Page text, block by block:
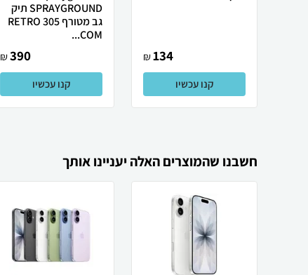
134
₪
קנו עכשיו
SPRAYGROUND תיק
גב מטורף 305 RETRO
COM...
390
₪
קנו עכשיו
חשבנו שהמוצרים האלה יעניינו אותך